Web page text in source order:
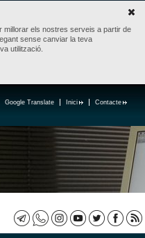
millorar els nostres serveis a partir de
sense canviar la teva
utilització.
Contacte
Inici
Google Translate